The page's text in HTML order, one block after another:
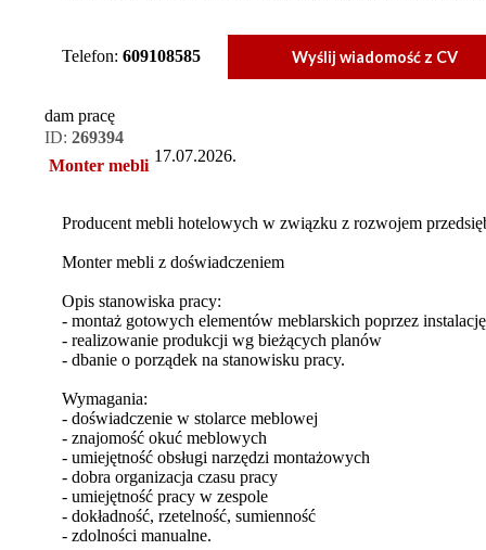
Telefon: 609108585 Wyślij wiadomość z CV
dam pracę
ID: 269394
Monter mebli
17.07.2026.
Producent mebli hotelowych w związku z rozwojem
Monter mebli z doświadczeniem
Opis stanowiska pracy:
- montaż gotowych elementów meblarskich poprzez
- realizowanie produkcji wg bieżących planów
- dbanie o porządek na stanowisku pracy.
Wymagania:
- doświadczenie w stolarce meblowej
- znajomość okuć meblowych
- umiejętność obsługi narzędzi montażowych
- dobra organizacja czasu pracy
- umiejętność pracy w zespole
- dokładność, rzetelność, sumienność
- zdolności manualne.